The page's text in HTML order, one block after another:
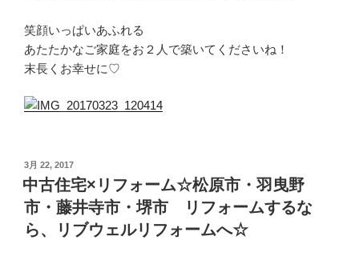
笑顔いっぱいあふれる
あたたかなご家庭をお２人で築いてくださいね！
末長くお幸せに♡
投
稿
日:
3月 22, 2017
中古住宅×リフォーム☆松原市・羽曳野
市・藤井寺市・堺市 リフォームするな
ら、リブウェルリフォームへ☆